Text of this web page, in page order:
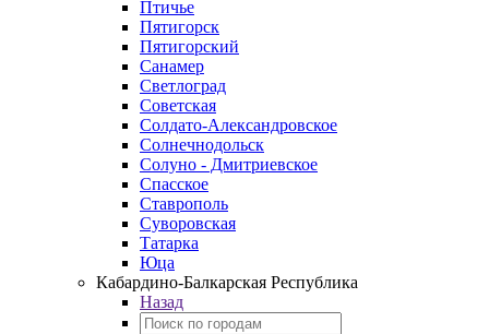
Птичье
Пятигорск
Пятигорский
Санамер
Светлоград
Советская
Солдато-Александровское
Солнечнодольск
Солуно - Дмитриевское
Спасское
Ставрополь
Суворовская
Татарка
Юца
Кабардино‑Балкарская Республика
Назад